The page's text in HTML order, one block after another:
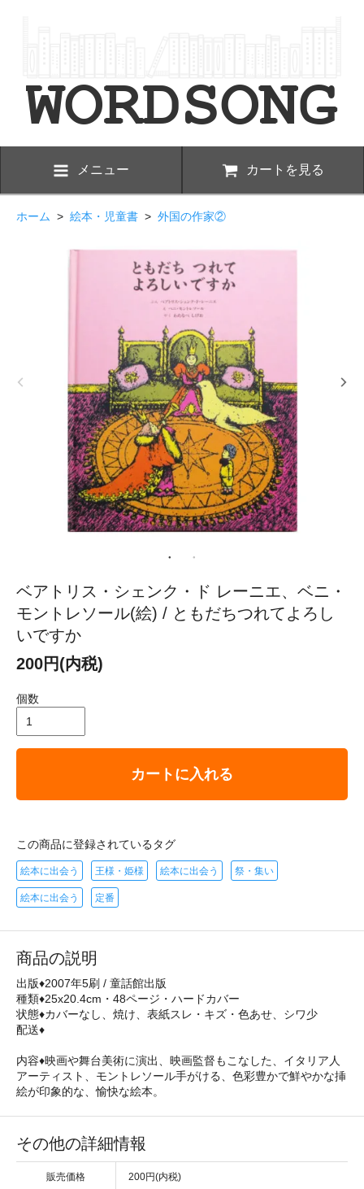
メニュー カートを見る
ホーム > 絵本・児童書 > 外国の作家②
ベアトリス・シェンク・ド レーニエ、ベニ・
モントレソール(絵) / ともだちつれてよろし
いですか
200円(内税)
個数
カートに入れる
この商品に登録されているタグ
絵本に出会う 王様・姫様 絵本に出会う 祭・集い
絵本に出会う 定番
商品の説明
出版♦2007年5刷 / 童話館出版
種類♦25x20.4cm・48ページ・ハードカバー
状態♦カバーなし、焼け、表紙スレ・キズ・色あせ、シワ少
配送♦
内容♦映画や舞台美術に演出、映画監督もこなした、イタリア人
アーティスト、モントレソール手がける、色彩豊かで鮮やかな挿
絵が印象的な、愉快な絵本。
その他の詳細情報
販売価格 200円(内税)